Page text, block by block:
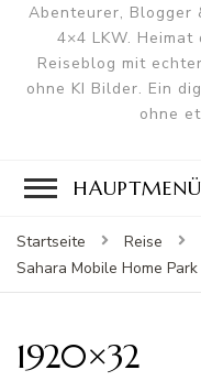
Abenteurer, Blogger
4×4 LKW.
Reiseblog mit
ohne KI Bilder. Ein
ohne
HAUPTMENÜ
Startseite
Reise
Sahara Mobile Home
1920×32